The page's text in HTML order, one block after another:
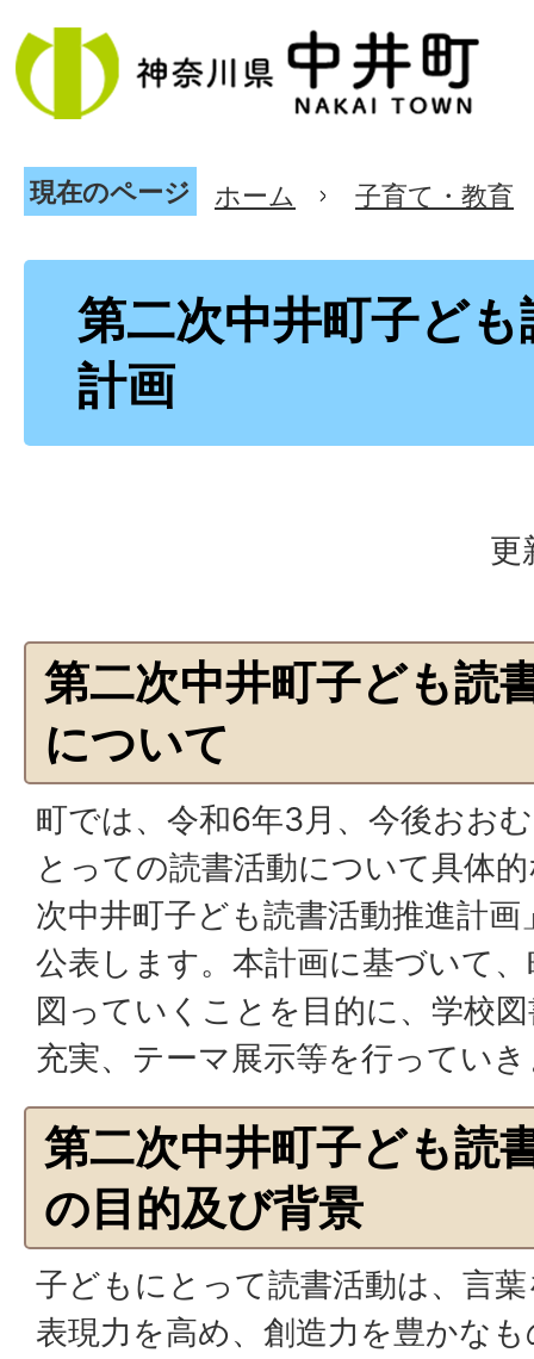
現在のページ ホーム 子育て・教育
第二次中井町子ど
計画
更
第二次中井町子ども読
について
町では、令和6年3月、今後おお
とっての読書活動について具体
次中井町子ども読書活動推進計
公表します。本計画に基づいて
図っていくことを目的に、学校
充実、テーマ展示等を行ってい
第二次中井町子ども読
の目的及び背景
子どもにとって読書活動は、言
表現力を高め、創造力を豊かな